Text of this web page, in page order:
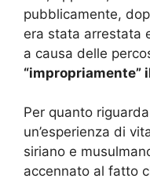
pubblicamente,
era stata arrestata
a causa delle
“impropriamente”
Per quanto
un’esperienza di
siriano e
accennato al fatto